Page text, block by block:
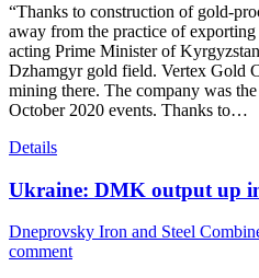
“Thanks to construction of gold-
away from the practice of exporting
acting Prime Minister of
Dzhamgyr gold field. Vertex Gold
mining there. The company was
October 2020 events. Thanks to…
Details
Ukraine: DMK output up
Dneprovsky Iron and Steel
comment